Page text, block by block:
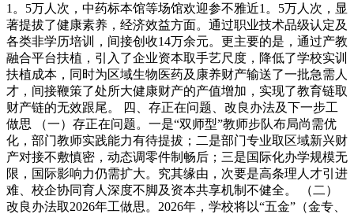
1。5万人次，中药标本馆等场馆欢迎参不雅近1。5万人次，显
著提拔了健康素养，经济效益方面。通过职业技术品级认定及
各类非学历培训，间接创收14万余元。更主要的是，通过产教
融合平台扶植，引入了企业资本取手艺尺度，降低了学校实训
扶植成本，同时为区域生物医药及康养财产输送了一批急需人
才，间接鞭策了处所大健康财产的产值增加，实现了教育链取
财产链的无效跟尾。 四、存正在问题、改良办法及下一步工
做思 （一）存正在问题。一是“双师型”教师步队布局尚需优
化，部门教师实践能力有待提拔；二是部门专业取区域新兴财
产对接不敷慎密，动态调零件制畅后；三是国际化办学规模无
限，国际影响力仍需扩大。究其缘由，次要是高条理人才引进
难、校企协同育人深度不脚及资本共享机制不健全。 （二）
改良办法取2026年工做思。2026年，学校将以“五金”（金专、